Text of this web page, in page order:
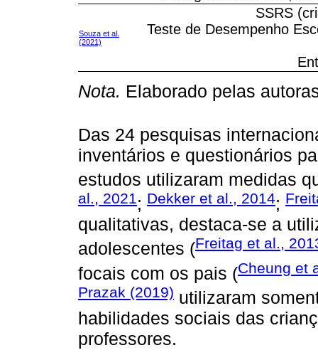
Souza et al.
(2021)
SSRS
Teste de Desempenho
Nota. Elaborado pelas
Das 24 pesquisas
inventários e questionários
estudos utilizaram medidas
al., 2021; Dekker et al., 2014;
qualitativas, destaca-se a
adolescentes (Freitag et al.,
focais com os pais (Cheung et
Prazak (2019) utilizaram
habilidades sociais das
professores.